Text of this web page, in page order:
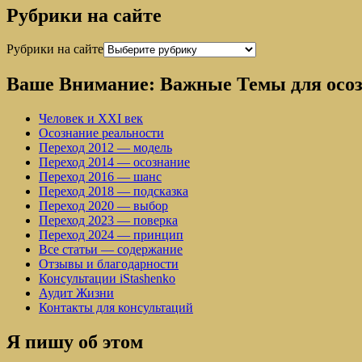
Рубрики на сайте
Рубрики на сайте
Ваше Внимание: Важные Темы для
Человек и XXI век
Осознание реальности
Переход 2012 — модель
Переход 2014 — осознание
Переход 2016 — шанс
Переход 2018 — подсказка
Переход 2020 — выбор
Переход 2023 — поверка
Переход 2024 — принцип
Все статьи — содержание
Отзывы и благодарности
Консультации iStashenko
Аудит Жизни
Контакты для консультаций
Я пишу об этом